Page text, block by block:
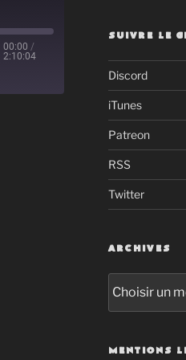
00:00 /
2:10:04
SUIVRE LE
Discord
iTunes
Patreon
RSS
Twitter
ARCHIVES
MENTIONS